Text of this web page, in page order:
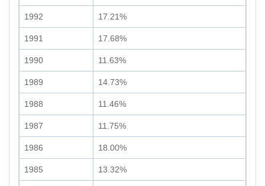
1992 17.21%
1991 17.68%
1990 11.63%
1989 14.73%
1988 11.46%
1987 11.75%
1986 18.00%
1985 13.32%